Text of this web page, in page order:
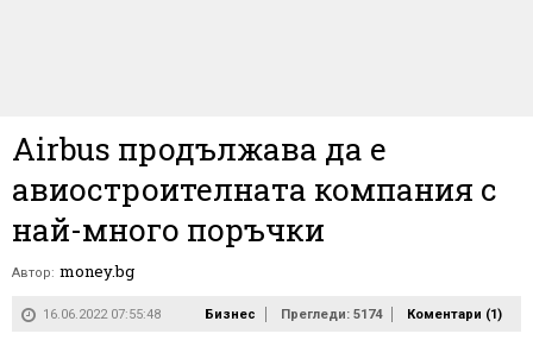
Airbus продължава да е
авиостроителната компания с
най-много поръчки
Автор: money.bg
16.06.2022 07:55:48 Бизнес Прегледи: 5174 Коментари (1)